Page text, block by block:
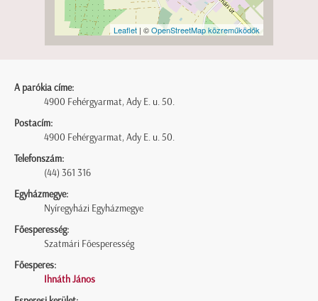
Leaflet | ©OpenStreetMap közreműködők
A parókia címe:
4900 Fehérgyarmat, Ady E. u. 50.
Postacím:
4900 Fehérgyarmat, Ady E. u. 50.
Telefonszám:
(44) 361 316
Egyházmegye:
Nyíregyházi Egyházmegye
Főesperesség:
Szatmári Főesperesség
Főesperes:
Ihnáth János